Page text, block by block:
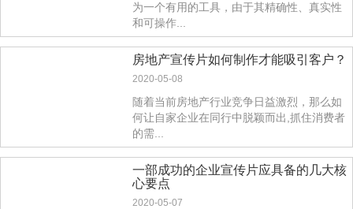
为一个有用的工具，由于其精确性、真实性
和可操作...
房地产宣传片如何制作才能吸引客户？
2020-05-08
随着当前房地产行业竞争日益激烈，那么如
何让自家企业在同行中脱颖而出,抓住消费者
的需...
一部成功的企业宣传片应具备的几大核
心要点
2020-05-07